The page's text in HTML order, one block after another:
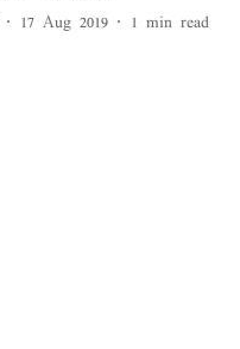
17 Aug 2019 1 min read